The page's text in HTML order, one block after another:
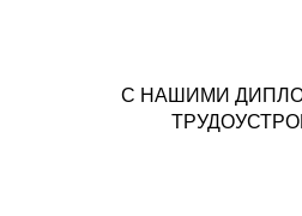
С НАШИМИ